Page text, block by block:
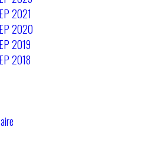
2021
2020
2019
2018